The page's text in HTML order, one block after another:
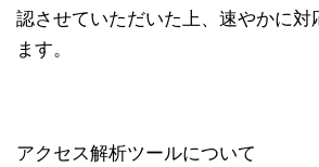
認させていただいた上、速やかに対
ます。
アクセス解析ツールについて